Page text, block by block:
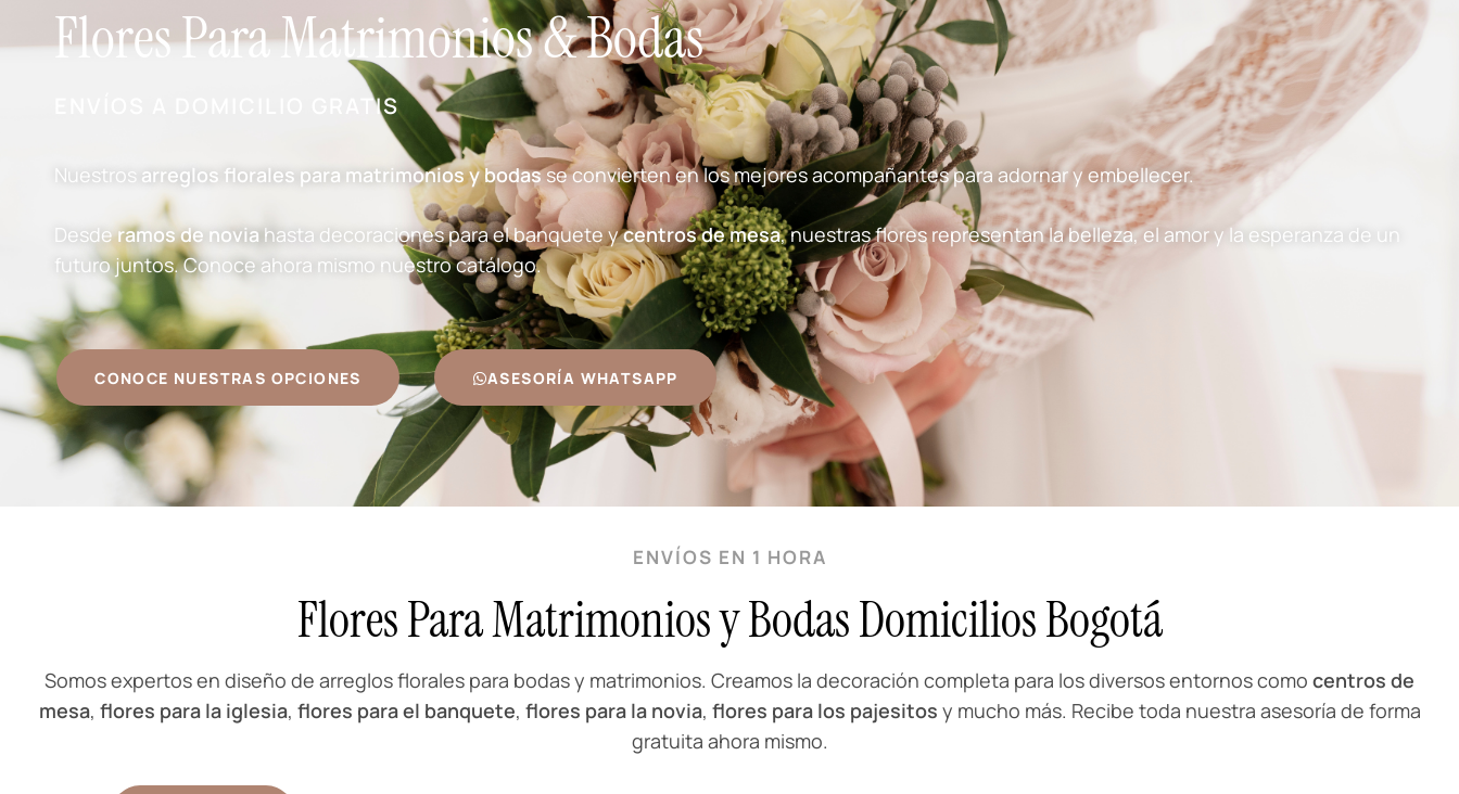
Flores Para Matrimonios & Bodas
ENVÍOS A DOMICILIO GRATIS
Nuestros arreglos florales para matrimonios y bodasse convierten en los mejores acompañantes para adornar y embellecer.
Desderamos de noviahasta decoraciones para el banquete ycentros de mesa, nuestras flores representan la belleza, el amor y la esperanza de un
futuro juntos.Conoce ahora mismo nuestro catálogo.
CONOCE NUESTRAS OPCIONES ASESORÍA WHATSAPP
Flores Para Matrimonios y Bodas Domicilios Bogotá
ENVÍOS EN 1 HORA
Somos expertos en diseño de arreglos florales para bodas y matrimonios. Creamos la decoración completa para los diversos entornos como centros de
mesa, flores para la iglesia, flores para el banquete, flores para la novia, flores para los pajesitos y mucho más. Recibe toda nuestra asesoría de forma
gratuita ahora mismo.